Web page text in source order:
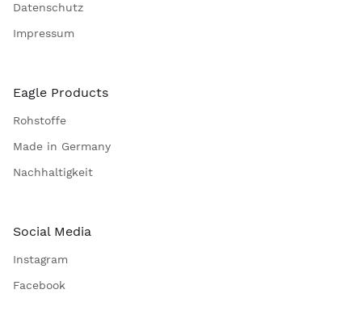
Datenschutz
Impressum
Eagle Products
Rohstoffe
Made in Germany
Nachhaltigkeit
Social Media
Instagram
Facebook